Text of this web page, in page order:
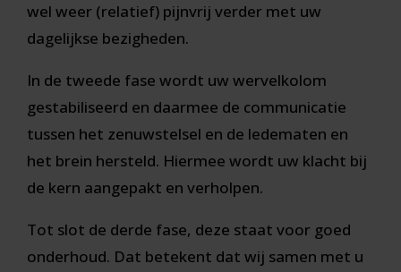
wel weer (relatief) pijnvrij verder met uw
dagelijkse bezigheden.
In de tweede fase wordt uw wervelkolom
gestabiliseerd en daarmee de communicatie
tussen het zenuwstelsel en de ledematen en
het brein hersteld. Hiermee wordt uw klacht bij
de kern aangepakt en verholpen.
Tot slot de derde fase, deze staat voor goed
onderhoud. Dat betekent dat wij samen met u